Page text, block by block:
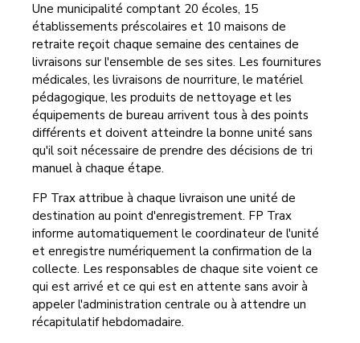
Une municipalité comptant 20 écoles, 15
établissements préscolaires et 10 maisons de
retraite reçoit chaque semaine des centaines de
livraisons sur l'ensemble de ses sites. Les fournitures
médicales, les livraisons de nourriture, le matériel
pédagogique, les produits de nettoyage et les
équipements de bureau arrivent tous à des points
différents et doivent atteindre la bonne unité sans
qu'il soit nécessaire de prendre des décisions de tri
manuel à chaque étape.
FP Trax attribue à chaque livraison une unité de
destination au point d'enregistrement. FP Trax
informe automatiquement le coordinateur de l'unité
et enregistre numériquement la confirmation de la
collecte. Les responsables de chaque site voient ce
qui est arrivé et ce qui est en attente sans avoir à
appeler l'administration centrale ou à attendre un
récapitulatif hebdomadaire.